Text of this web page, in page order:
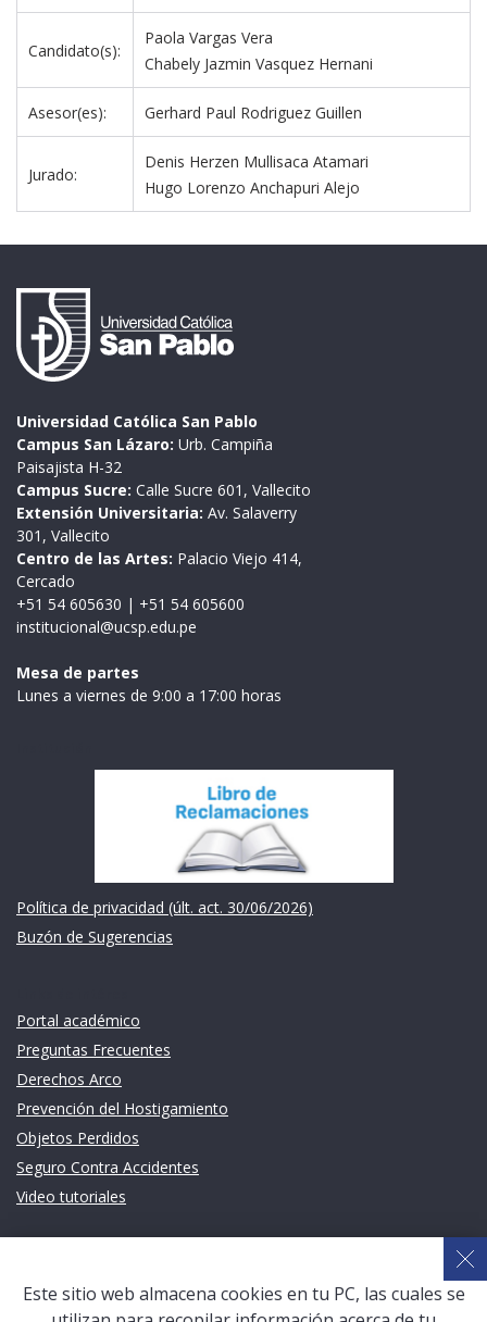
Candidato(s):
Paola Vargas Vera
Chabely Jazmin Vasquez Hernani
Asesor(es): Gerhard Paul Rodriguez Guillen
Jurado:
Denis Herzen Mullisaca Atamari
Hugo Lorenzo Anchapuri Alejo
Universidad Católica San Pablo
Campus San Lázaro: Urb. Campiña
Paisajista H-32
Campus Sucre: Calle Sucre 601, Vallecito
Extensión Universitaria: Av. Salaverry
301, Vallecito
Centro de las Artes: Palacio Viejo 414,
Cercado
+51 54 605630 | +51 54 605600
institucional@ucsp.edu.pe
Mesa de partes
Lunes a viernes de 9:00 a 17:00 horas
Política de privacidad (últ. act. 30/06/2026)
Buzón de Sugerencias
Portal académico
Preguntas Frecuentes
Derechos Arco
Prevención del Hostigamiento
Objetos Perdidos
Seguro Contra Accidentes
Video tutoriales
Sistema de Gestión Académica (SGA)
Este sitio web almacena cookies en tu PC, las cuales se